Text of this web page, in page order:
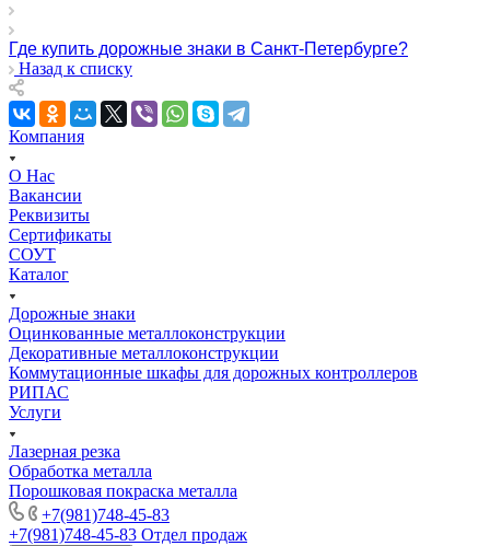
Где купить дорожные знаки в Санкт-Петербурге?
Назад к списку
Компания
О Нас
Вакансии
Реквизиты
Сертификаты
СОУТ
Каталог
Дорожные знаки
Оцинкованные металлоконструкции
Декоративные металлоконструкции
Коммутационные шкафы для дорожных контроллеров
РИПАС
Услуги
Лазерная резка
Обработка металла
Порошковая покраска металла
+7(981)748-45-83
+7(981)748-45-83 Отдел продаж